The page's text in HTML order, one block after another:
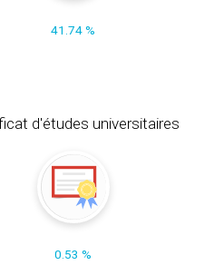
41.74 %
d'études universitaires
0.53 %